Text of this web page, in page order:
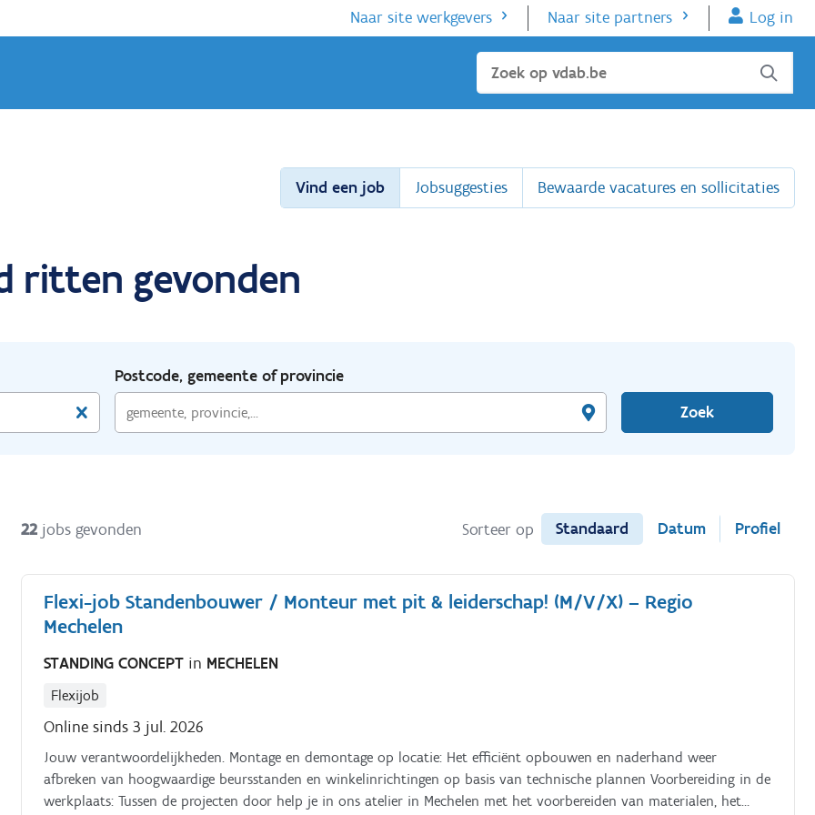
Naar site werkgevers Naar site partners Log in
Sluiten
Vind een job Jobsuggesties Bewaarde vacatures en sollicitaties
ritten gevonden
Postcode, gemeente of provincie
Zoek
22 jobs gevonden Sorteer op Standaard Datum Profiel
Flexi-job Standenbouwer / Monteur met pit & leiderschap! (M/V/X) – Regio
Mechelen
STANDING CONCEPT in MECHELEN
Flexijob
Online sinds 3 jul. 2026
Jouw verantwoordelijkheden. Montage en demontage op locatie: Het efficiënt opbouwen en naderhand weer
afbreken van hoogwaardige beursstanden en winkelinrichtingen op basis van technische plannen Voorbereiding in de
werkplaats: Tussen de projecten door help je in ons atelier in Mechelen met het voorbereiden van materialen, het